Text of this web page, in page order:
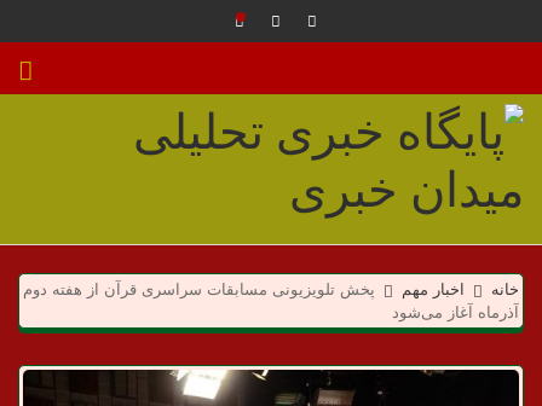
م
ی
د
خانه اخبار مهم
پخش تلویزیونی مسابقات سراسری قرآن از هفته دوم
آذرماه آغاز می‌شود